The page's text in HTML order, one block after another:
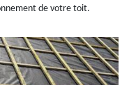
de votre toit.